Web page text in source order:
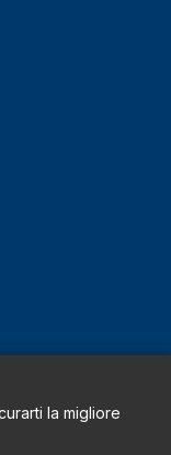
la migliore